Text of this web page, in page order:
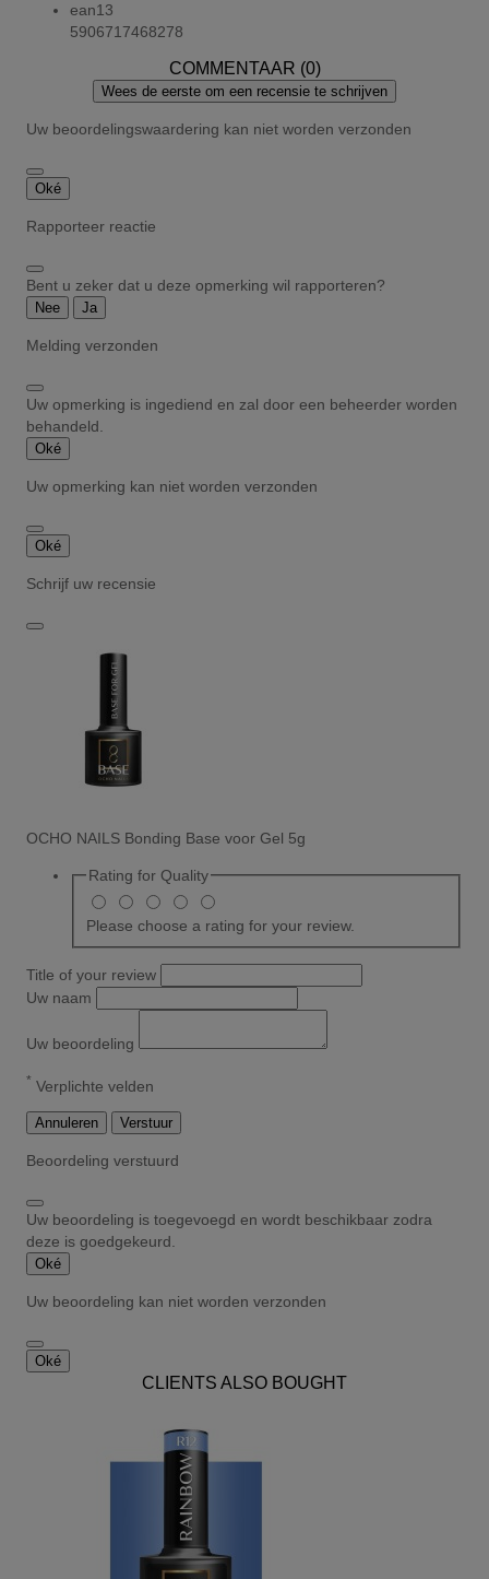
ean13
5906717468278
COMMENTAAR (0)
Wees de eerste om een recensie te schrijven
Uw beoordelingswaardering kan niet worden verzonden
Oké
Rapporteer reactie
Bent u zeker dat u deze opmerking wil rapporteren?
Nee Ja
Melding verzonden
Uw opmerking is ingediend en zal door een beheerder worden
behandeld.
Oké
Uw opmerking kan niet worden verzonden
Oké
Schrijf uw recensie
OCHO NAILS Bonding Base voor Gel 5g
Rating for Quality
Please choose a rating for your review.
Title of your review
Uw naam
Uw beoordeling
* Verplichte velden
Annuleren Verstuur
Beoordeling verstuurd
Uw beoordeling is toegevoegd en wordt beschikbaar zodra
deze is goedgekeurd.
Oké
Uw beoordeling kan niet worden verzonden
Oké
CLIENTS ALSO BOUGHT